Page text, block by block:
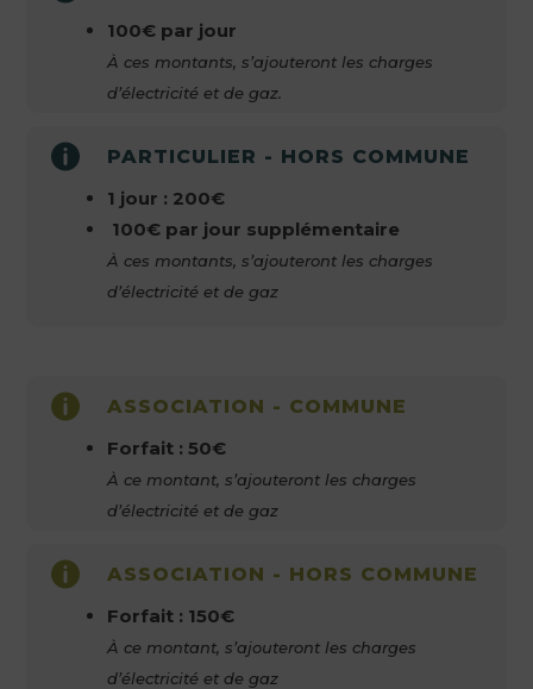
100€ par jour
À ces montants, s’ajouteront les charges
d’électricité et de gaz.

PARTICULIER - HORS COMMUNE
1 jour : 200€
100€ par jour supplémentaire
À ces montants, s’ajouteront les charges
d’électricité et de gaz

ASSOCIATION - COMMUNE
Forfait : 50€
À ce montant, s’ajouteront les charges
d’électricité et de gaz

ASSOCIATION - HORS COMMUNE
Forfait : 150€
À ce montant, s’ajouteront les charges
d’électricité et de gaz